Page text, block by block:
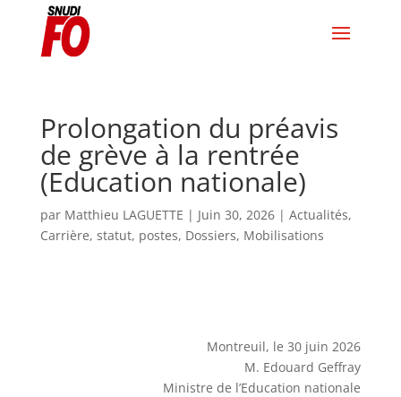
Prolongation du préavis
de grève à la rentrée
(Education nationale)
par Matthieu LAGUETTE | Juin 30, 2026| Actualités,
Carrière, statut, postes, Dossiers, Mobilisations
Montreuil, le 30 juin 2026
M. Edouard Geffray
Ministre de l’Education nationale